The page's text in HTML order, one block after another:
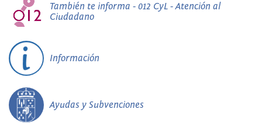
También te informa - 012 CyL - Atención al
Ciudadano
Información
Ayudas y Subvenciones